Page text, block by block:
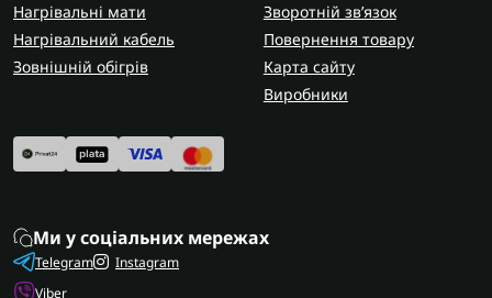
Нагрівальні мати
Нагрівальний кабель
Зовнішній обігрів
Зворотній зв’язок
Повернення товару
Карта сайту
Виробники
Ми у соціальних мережах
Telegram
Viber
Instagram